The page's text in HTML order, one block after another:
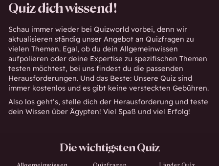
Quiz dich wissend!
Schau immer wieder bei Quizworld vorbei, denn wir
aktualisieren ständig unser Angebot an Quizfragen zu
vielen Themen. Egal, ob du dein Allgemeinwissen
aufpolieren oder deine Expertise zu spezifischen Themen
testen möchtest, bei uns findest du die passenden
Herausforderungen. Und das Beste: Unsere Quiz sind
immer kostenlos und es gibt keine versteckten Gebühren.
Also los geht’s, stelle dich der Herausforderung und teste
dein Wissen über Ägypten! Viel Spaß und viel Erfolg!
Die wichtigsten Quiz